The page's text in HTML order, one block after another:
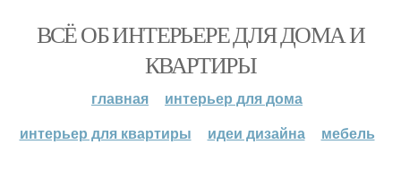
ВСЁ ОБ ИНТЕРЬЕРЕ ДЛЯ ДОМА И
КВАРТИРЫ
главная
интерьер для дома
интерьер для квартиры
идеи дизайна мебель